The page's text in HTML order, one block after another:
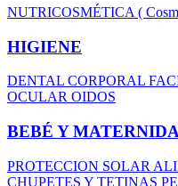
NUTRICOSMÉTICA (
HIGIENE
DENTAL CORPORAL
OCULAR OIDOS
BEBÉ Y
PROTECCION SOLAR
CHUPETES Y TETINAS